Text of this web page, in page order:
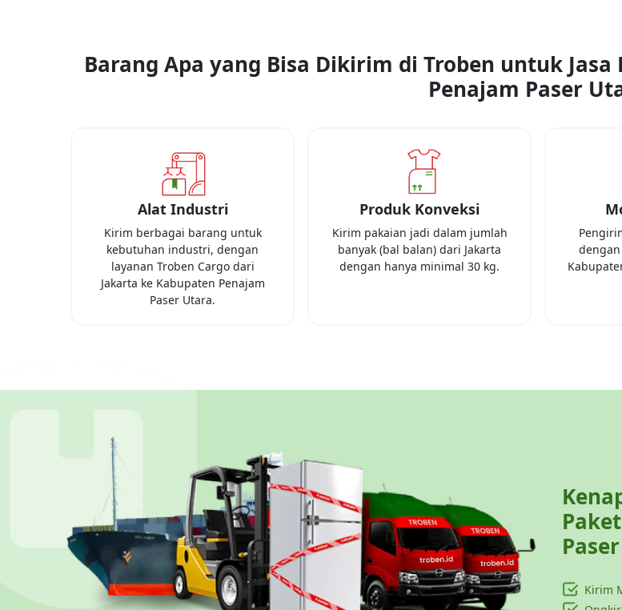
Barang Apa yang Bisa Dikirim di Troben untuk Jasa
Penajam Paser
Alat Industri
Kirim berbagai barang untuk
kebutuhan industri, dengan
layanan Troben Cargo dari
Jakarta ke Kabupaten Penajam
Paser Utara.
Produk Konveksi
Kirim pakaian jadi dalam jumlah
banyak (bal balan) dari Jakarta
dengan hanya minimal 30 kg.
Kirim